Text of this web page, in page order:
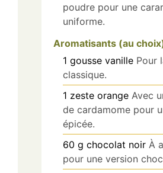
poudre pour une
uniforme.
Aromatisants (au
1 gousse vanille Pour
classique.
1 zeste orange Avec
de cardamome pour
épicée.
60 g chocolat noir À
pour une version